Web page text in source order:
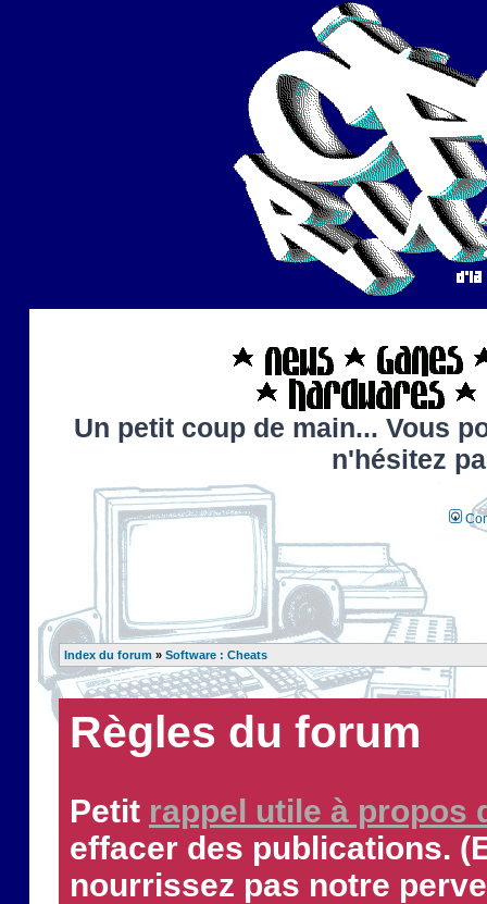
Un petit coup de main... Vous
n'hésitez
Index du forum » Software : Cheats
Règles du forum
Petit rappel utile à propos
effacer des publications.
nourrissez pas notre